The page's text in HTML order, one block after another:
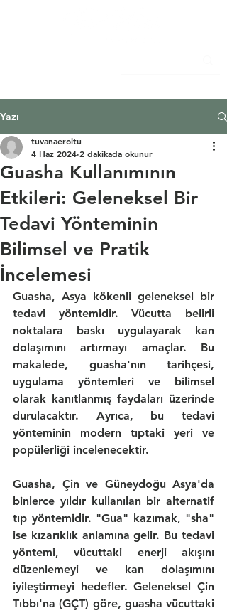
Yazı
Guasha Kullanımının
Etkileri: Geleneksel Bir
Tedavi Yönteminin
Bilimsel ve Pratik
İncelemesi
tuvanaeroltu
4 Haz 2024 2 dakikada okunur
Guasha, Asya kökenli geleneksel bir
tedavi yöntemidir. Vücutta belirli
noktalara baskı uygulayarak kan
dolaşımını artırmayı amaçlar. Bu
makalede, guasha'nın tarihçesi,
uygulama yöntemleri ve bilimsel
olarak kanıtlanmış faydaları üzerinde
durulacaktır. Ayrıca, bu tedavi
yönteminin modern tıptaki yeri ve
popülerliği incelenecektir.
Guasha, Çin ve Güneydoğu Asya'da
binlerce yıldır kullanılan bir alternatif
tıp yöntemidir. "Gua" kazımak, "sha"
ise kızarıklık anlamına gelir. Bu tedavi
yöntemi, vücuttaki enerji akışını
düzenlemeyi ve kan dolaşımını
iyileştirmeyi hedefler. Geleneksel Çin
Tıbbı'na (GÇT) göre, guasha vücuttaki